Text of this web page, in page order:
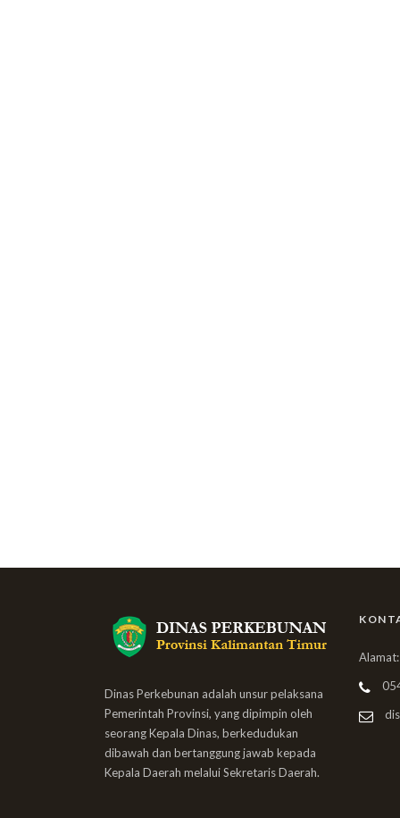
Dinas Perkebunan adalah unsur pelaksana
Pemerintah Provinsi, yang dipimpin oleh
seorang Kepala Dinas, berkedudukan
dibawah dan bertanggung jawab kepada
Kepala Daerah melalui Sekretaris Daerah.